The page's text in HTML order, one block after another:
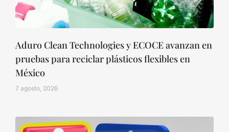
Aduro Clean Technologies y ECOCE avanzan en
pruebas para reciclar plásticos flexibles en
México
7 agosto, 2026